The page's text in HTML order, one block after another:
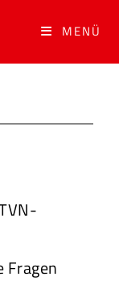
MENÜ
Fragen